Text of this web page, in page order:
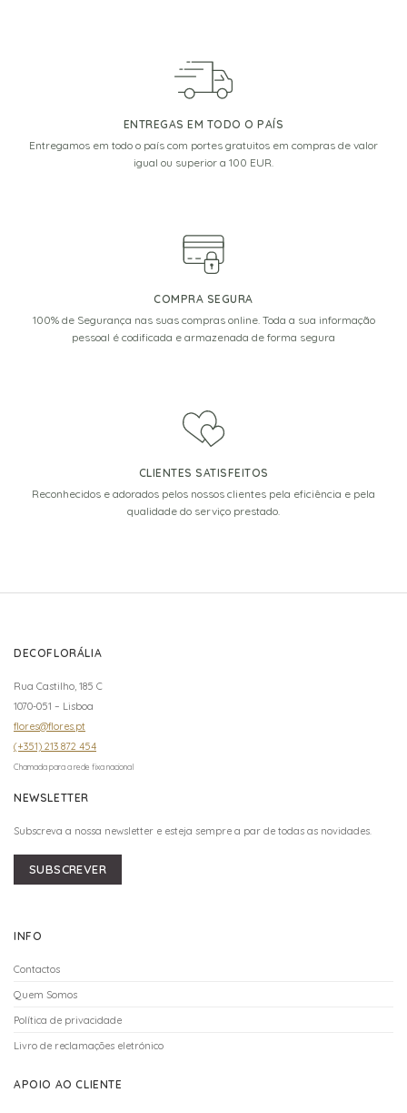
ENTREGAS EM TODO O PAÍS
Entregamos em todo o país com portes gratuitos em compras de valor
igual ou superior a 100 EUR.
COMPRA SEGURA
100% de Segurança nas suas compras online. Toda a sua informação
pessoal é codificada e armazenada de forma segura
CLIENTES SATISFEITOS
Reconhecidos e adorados pelos nossos clientes pela eficiência e pela
qualidade do serviço prestado.
DECOFLORÁLIA
Rua Castilho, 185 C
1070-051 – Lisboa
flores@flores.pt
(+351) 213 872 454
Chamada para a rede fixa nacional
NEWSLETTER
Subscreva a nossa newsletter e esteja sempre a par de todas as novidades.
SUBSCREVER
INFO
Contactos
Quem Somos
Política de privacidade
Livro de reclamações eletrónico
APOIO AO CLIENTE